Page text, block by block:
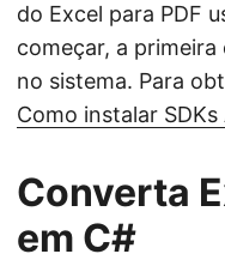
do Excel para PDF
começar, a primeira
no sistema. Para
Como instalar SDKs
Converta
em C#